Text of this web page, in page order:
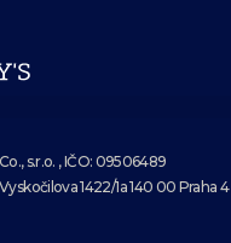
s.r.o. , IČO: 09506489
1422/1a 140 00 Praha 4